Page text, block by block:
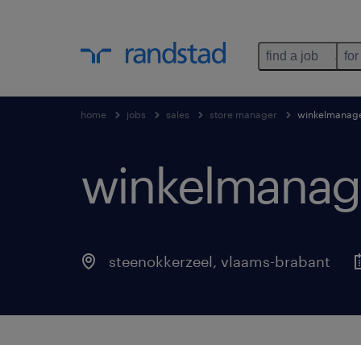
find a job
home jobs sales store manager
steenokkerzeel, vlaams-brabant